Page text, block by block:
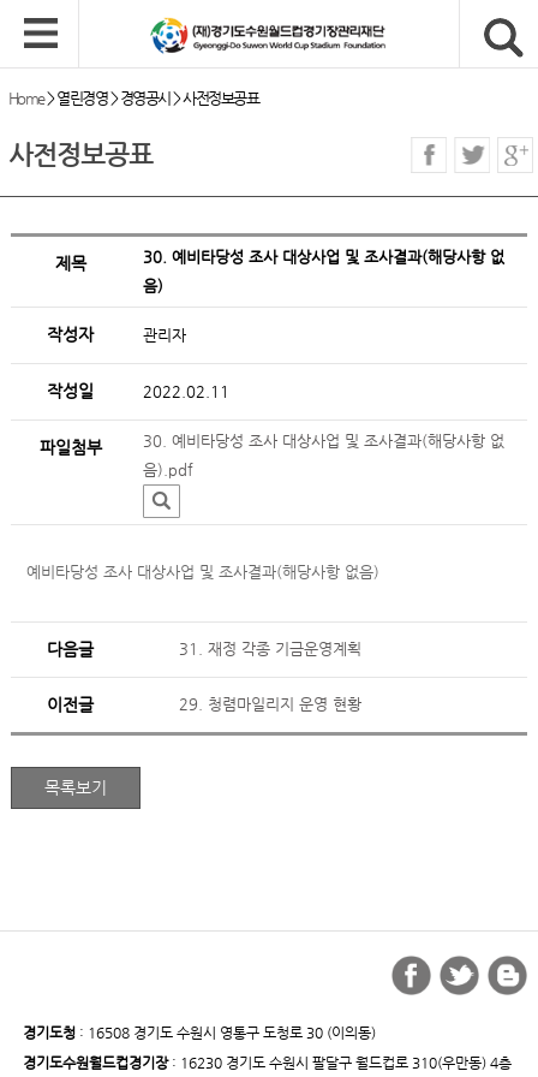
Home>열린경영>경영공시 >사전정보공표
사전정보공표
제목
30. 예비타당성 조사 대상사업 및 조사결과(해당사항 없
음)
작성자 관리자
작성일 2022.02.11
파일첨부
30. 예비타당성 조사 대상사업 및 조사결과(해당사항 없
음).pdf
예비타당성 조사 대상사업 및 조사결과(해당사항 없음)
다음글 31. 재정 각종 기금운영계획
이전글 29. 청렴마일리지 운영 현황
경기도청: 16508 경기도 수원시 영통구 도청로 30 (이의동)
경기도수원월드컵경기장: 16230 경기도 수원시 팔달구 월드컵로 310(우만동) 4층